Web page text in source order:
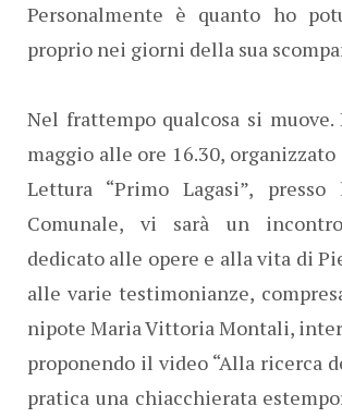
Personalmente è quanto ho
proprio nei giorni della sua
Nel frattempo qualcosa si muove.
maggio alle ore 16.30,
Lettura “Primo Lagasi”,
Comunale, vi sarà un
dedicato alle opere e alla vita di
alle varie testimonianze,
nipote Maria Vittoria Montali,
proponendo il video “Alla ricerca
pratica una chiacchierata